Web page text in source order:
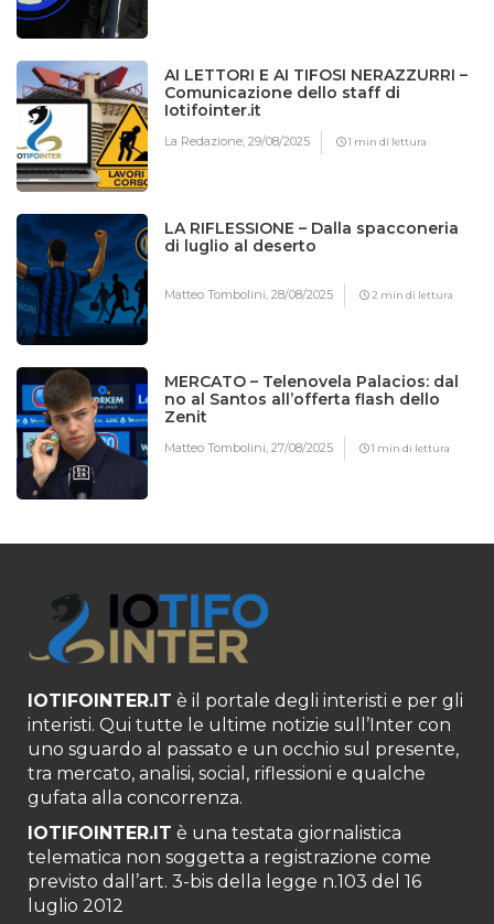
AI LETTORI E AI TIFOSI NERAZZURRI –
Comunicazione dello staff di
Iotifointer.it
La Redazione,29/08/2025 1 min di lettura
LA RIFLESSIONE – Dalla spacconeria
di luglio al deserto
Matteo Tombolini,28/08/2025 2 min di lettura
MERCATO – Telenovela Palacios: dal
no al Santos all’offerta flash dello
Zenit
Matteo Tombolini,27/08/2025 1 min di lettura
IOTIFOINTER.IT è il portale degli interisti e per gli
interisti. Qui tutte le ultime notizie sull’Inter con
uno sguardo al passato e un occhio sul presente,
tra mercato, analisi, social, riflessioni e qualche
gufata alla concorrenza.
IOTIFOINTER.IT è una testata giornalistica
telematica non soggetta a registrazione come
previsto dall’art. 3-bis della legge n.103 del 16
luglio 2012